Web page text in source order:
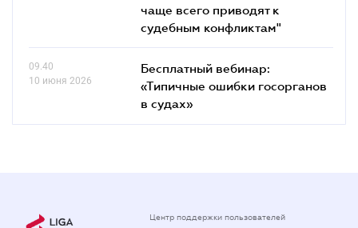
чаще всего приводят к
судебным конфликтам"
09.40
10 июня 2026
Бесплатный вебинар:
«Типичные ошибки госорганов
в судах»
Центр поддержки пользователей